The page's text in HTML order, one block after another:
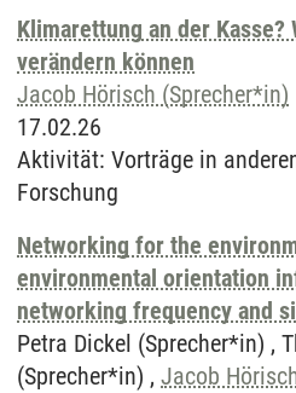
Klimarettung an der Kasse?
verändern können
Jacob Hörisch (Sprecher*in)
17.02.26
Aktivität: Vorträge in
Forschung
Networking for the
environmental orientation
networking frequency and
Petra Dickel (Sprecher*in) ,
(Sprecher*in) , Jacob